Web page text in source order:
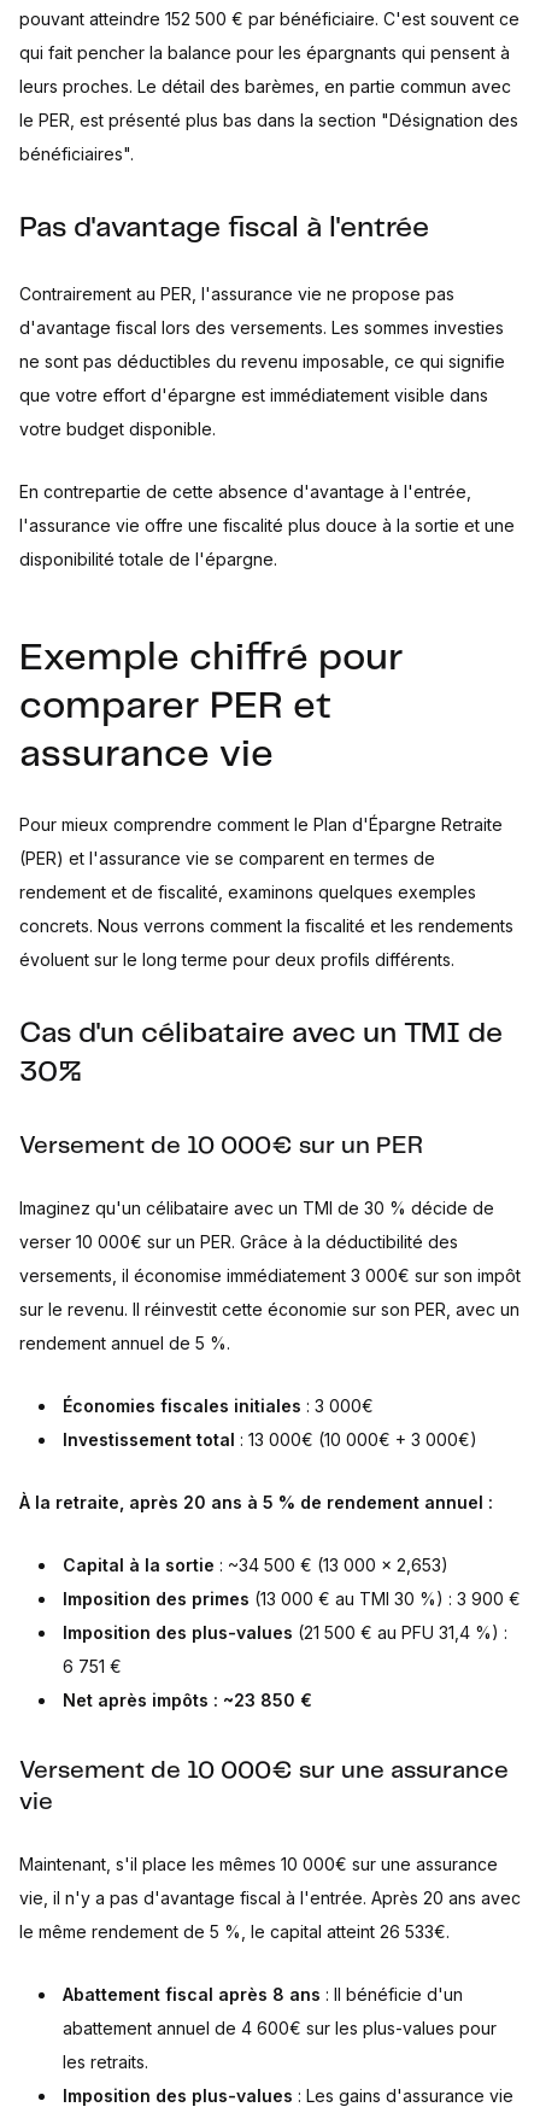
pouvant atteindre 152 500 € par bénéficiaire. C'est souvent ce
qui fait pencher la balance pour les épargnants qui pensent à
leurs proches. Le détail des barèmes, en partie commun avec
le PER, est présenté plus bas dans la section "Désignation des
bénéficiaires".
Pas d'avantage fiscal à l'entrée
Contrairement au PER, l'assurance vie ne propose pas
d'avantage fiscal lors des versements. Les sommes investies
ne sont pas déductibles du revenu imposable, ce qui signifie
que votre effort d'épargne est immédiatement visible dans
votre budget disponible.
En contrepartie de cette absence d'avantage à l'entrée,
l'assurance vie offre une fiscalité plus douce à la sortie et une
disponibilité totale de l'épargne.
Exemple chiffré pour
comparer PER et
assurance vie
Pour mieux comprendre comment le Plan d'Épargne Retraite
(PER) et l'assurance vie se comparent en termes de
rendement et de fiscalité, examinons quelques exemples
concrets. Nous verrons comment la fiscalité et les rendements
évoluent sur le long terme pour deux profils différents.
Cas d'un célibataire avec un TMI de
30%
Versement de 10 000€ sur un PER
Imaginez qu'un célibataire avec un TMI de 30 % décide de
verser 10 000€ sur un PER. Grâce à la déductibilité des
versements, il économise immédiatement 3 000€ sur son impôt
sur le revenu. Il réinvestit cette économie sur son PER, avec un
rendement annuel de 5 %.
Économies fiscales initiales : 3 000€
Investissement total : 13 000€ (10 000€ + 3 000€)
À la retraite, après 20 ans à 5 % de rendement annuel :
Capital à la sortie : ~34 500 € (13 000 × 2,653)
Imposition des primes (13 000 € au TMI 30 %) : 3 900 €
Imposition des plus-values (21 500 € au PFU 31,4 %) :
6 751 €
Net après impôts : ~23 850 €
Versement de 10 000€ sur une assurance
vie
Maintenant, s'il place les mêmes 10 000€ sur une assurance
vie, il n'y a pas d'avantage fiscal à l'entrée. Après 20 ans avec
le même rendement de 5 %, le capital atteint 26 533€.
Abattement fiscal après 8 ans : Il bénéficie d'un
abattement annuel de 4 600€ sur les plus-values pour
les retraits.
Imposition des plus-values : Les gains d'assurance vie